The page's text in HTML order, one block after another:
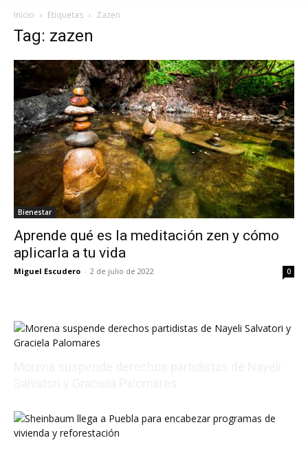
Inicio Etiquetas Zazen
Tag: zazen
Bienestar
Aprende qué es la meditación zen y cómo
aplicarla a tu vida
Miguel Escudero - 2 de julio de 2022 0